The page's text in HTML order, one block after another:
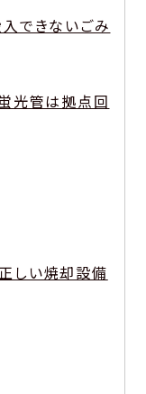
入できないごみ
蛍光管は拠点回
しい焼却設備